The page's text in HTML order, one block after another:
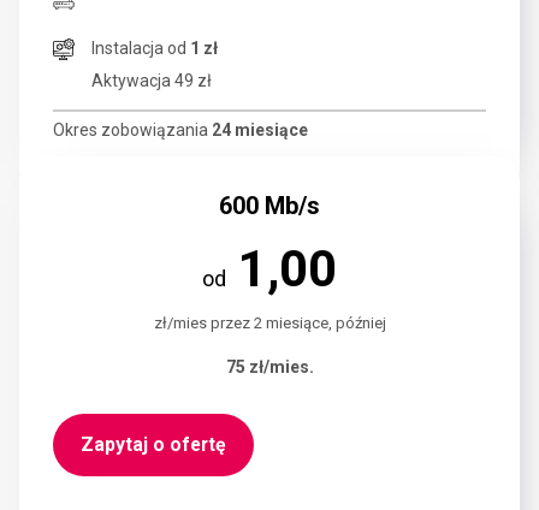
Instalacja od 1 zł
Aktywacja 49 zł
Okres zobowiązania 24 miesiące
600 Mb/s
od 1,00
zł/mies przez 2 miesiące, później
75 zł/mies.
Zapytaj o ofertę